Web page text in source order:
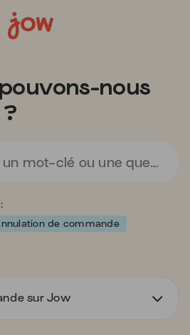
nous
de commande
sur Jow